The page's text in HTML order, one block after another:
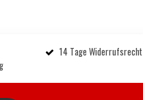
14 Tage Widerrufsrecht